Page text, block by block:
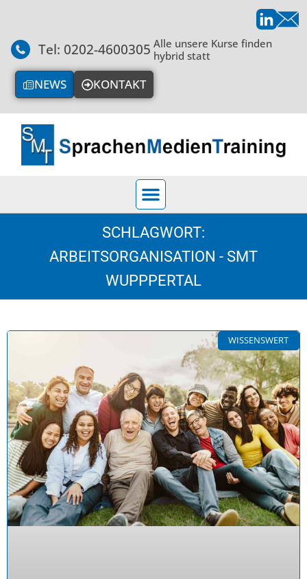
Tel: 0202-4600305 Alle unsere Kurse finden
hybrid statt
NEWS KONTAKT
SCHLAGWORT:
ARBEITSORGANISATION - SMT
WUPPPERTAL
WISSENSWERT